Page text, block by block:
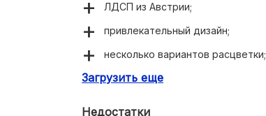
ЛДСП из Австрии;
привлекательный дизайн;
несколько вариантов расцветки;
закрытые и открытые полки;
Загрузить еще
Недостатки